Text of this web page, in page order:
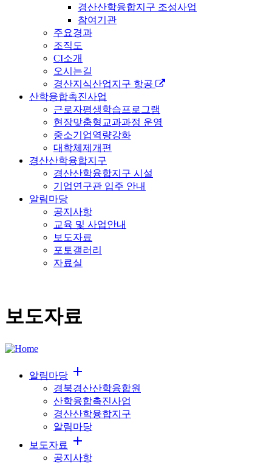
경산산학융합지구 조성사업
참여기관
주요경과
조직도
CI소개
오시는길
경산지식산업지구 항공
산학융합촉진사업
근로자평생학습프로그램
현장맞춤형교과과정 운영
중소기업역량강화
대학체제개편
경산산학융합지구
경산산학융합지구 시설
기업연구관 입주 안내
알림마당
공지사항
교육 및 사업안내
보도자료
포토갤러리
자료실
보도자료
알림마당 add
경북경산산학융합원
산학융합촉진사업
경산산학융합지구
알림마당
보도자료
add
공지사항